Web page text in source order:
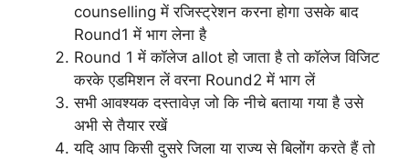
counselling में रजिस्ट्रेशन करना होगा उसके बाद
Round1 में भाग लेना है
Round 1 में कॉलेज allot हो जाता है तो कॉलेज विजिट
करके एडमिशन लें वरना Round2 में भाग लें
सभी आवश्यक दस्तावेज़ जो कि नीचे बताया गया है उसे
अभी से तैयार रखें
यदि आप किसी दुसरे जिला या राज्य से बिलोंग करते हैं तो